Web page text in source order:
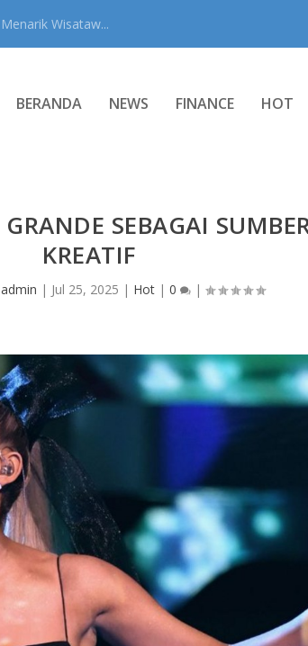
Wisataw...
BERANDA NEWS FINANCE HOT
SEBAGAI
KREATIF
admin | Jul 25, 2025 | Hot |0 |